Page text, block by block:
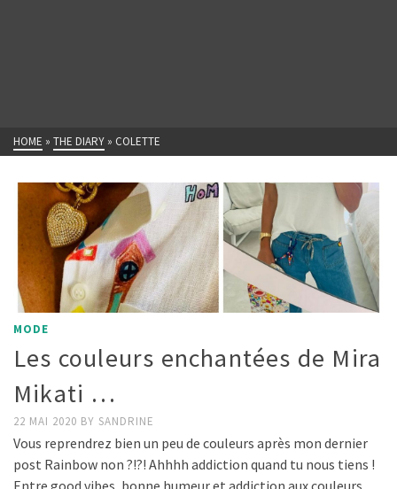
HOME » THE DIARY » COLETTE
MODE
Les couleurs enchantées de Mira
Mikati …
22 MAI 2020 BY SANDRINE
Vous reprendrez bien un peu de couleurs après mon dernier
post Rainbow non ?!?! Ahhhh addiction quand tu nous tiens !
Entre good vibes, bonne humeur et addiction aux couleurs,